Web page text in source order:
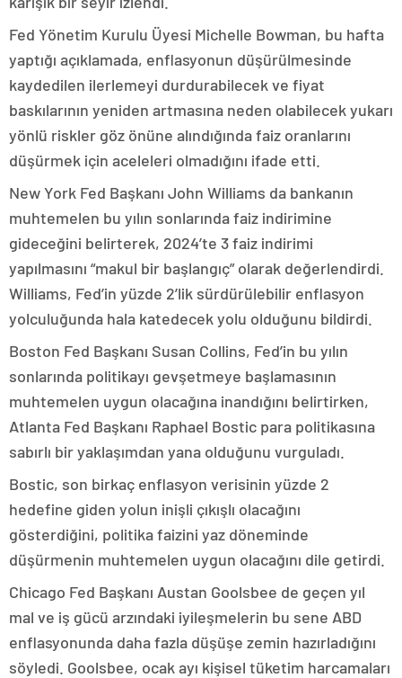
Fed Yönetim Kurulu Üyesi Michelle Bowman, bu hafta
yaptığı açıklamada, enflasyonun düşürülmesinde
kaydedilen ilerlemeyi durdurabilecek ve fiyat
baskılarının yeniden artmasına neden olabilecek yukarı
yönlü riskler göz önüne alındığında faiz oranlarını
düşürmek için aceleleri olmadığını ifade etti.
New York Fed Başkanı John Williams da bankanın
muhtemelen bu yılın sonlarında faiz indirimine
gideceğini belirterek, 2024’te 3 faiz indirimi
yapılmasını “makul bir başlangıç” olarak değerlendirdi.
Williams, Fed’in yüzde 2’lik sürdürülebilir enflasyon
yolculuğunda hala katedecek yolu olduğunu bildirdi.
Boston Fed Başkanı Susan Collins, Fed’in bu yılın
sonlarında politikayı gevşetmeye başlamasının
muhtemelen uygun olacağına inandığını belirtirken,
Atlanta Fed Başkanı Raphael Bostic para politikasına
sabırlı bir yaklaşımdan yana olduğunu vurguladı.
Bostic, son birkaç enflasyon verisinin yüzde 2
hedefine giden yolun inişli çıkışlı olacağını
gösterdiğini, politika faizini yaz döneminde
düşürmenin muhtemelen uygun olacağını dile getirdi.
Chicago Fed Başkanı Austan Goolsbee de geçen yıl
mal ve iş gücü arzındaki iyileşmelerin bu sene ABD
enflasyonunda daha fazla düşüşe zemin hazırladığını
söyledi. Goolsbee, ocak ayı kişisel tüketim harcamaları